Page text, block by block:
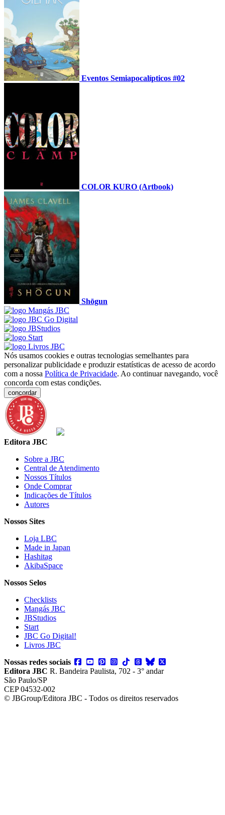
Eventos Semiapocalípticos #02
COLOR KURO (Artbook)
Shōgun
Nós usamos cookies e outras tecnologias semelhantes para
personalizar publicidade e produzir estatísticas de acesso de acordo
com a nossa Política de Privacidade. Ao continuar navegando, você
concorda com estas condições.
concordar
Editora JBC
Sobre a JBC
Central de Atendimento
Nossos Títulos
Onde Comprar
Indicações de Títulos
Autores
Nossos Sites
Loja LBC
Made in Japan
Hashitag
AkibaSpace
Nossos Selos
Checklists
Mangás JBC
JBStudios
Start
JBC Go Digital!
Livros JBC
Nossas redes sociais
Editora JBC R. Bandeira Paulista, 702 - 3° andar
São Paulo/SP
CEP 04532-002
© JBGroup/Editora JBC - Todos os direitos reservados